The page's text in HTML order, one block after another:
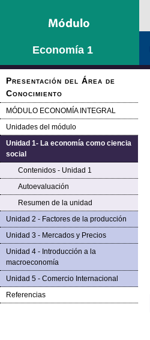
Economía 1
Presentación del Área de
Conocimiento
MÓDULO ECONOMÍA INTEGRAL
Unidades del módulo
Unidad 1- La economía como ciencia
social
Contenidos - Unidad 1
Autoevaluación
Resumen de la unidad
Unidad 2 - Factores de la producción
Unidad 3 - Mercados y Precios
Unidad 4 - Introducción a la
macroeconomía
Unidad 5 - Comercio Internacional
Referencias